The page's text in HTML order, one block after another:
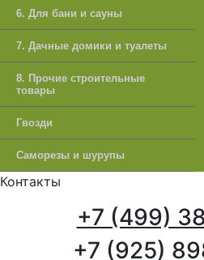
6. Для бани и сауны
7. Дачные домики и туалеты
8. Прочие строительные
товары
Гвозди
Саморезы и шурупы
Контакты
+7 (499)
+7 (925)